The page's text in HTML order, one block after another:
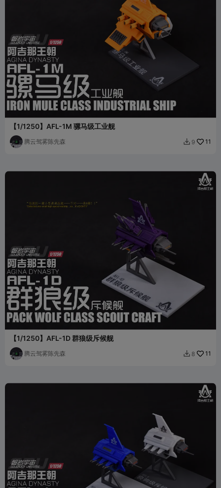
【1/1250】AFL-1M 骡马级工业舰
腾云驾雾陈先森  9 11
【1/1250】AFL-1D 群狼级斥候舰
腾云驾雾陈先森  8 11